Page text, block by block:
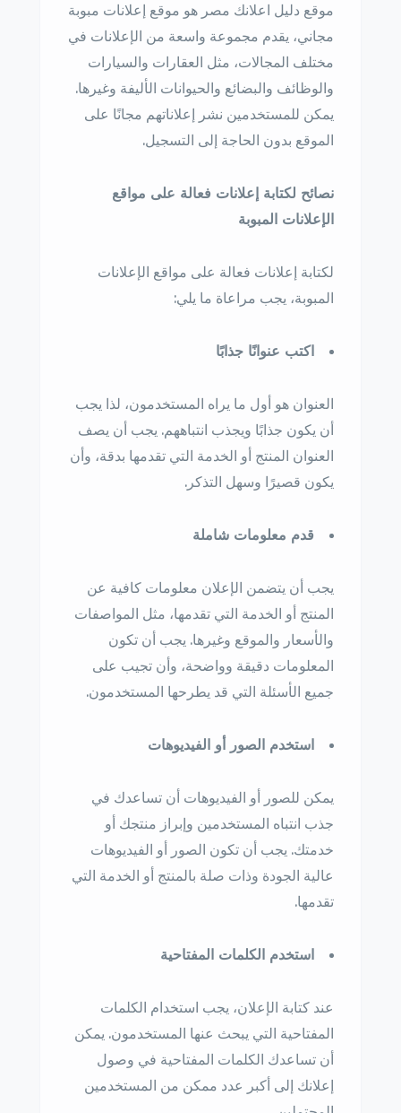
موقع دليل اعلانك مصر هو موقع إعلانات مبوبة
مجاني، يقدم مجموعة واسعة من الإعلانات في
مختلف المجالات، مثل العقارات والسيارات
والوظائف والبضائع والحيوانات الأليفة وغيرها.
يمكن للمستخدمين نشر إعلاناتهم مجانًا على
الموقع بدون الحاجة إلى التسجيل.
نصائح لكتابة إعلانات فعالة على مواقع
الإعلانات المبوبة
لكتابة إعلانات فعالة على مواقع الإعلانات
المبوبة، يجب مراعاة ما يلي:
اكتب عنوانًا جذابًا
العنوان هو أول ما يراه المستخدمون، لذا يجب
أن يكون جذابًا ويجذب انتباههم. يجب أن يصف
العنوان المنتج أو الخدمة التي تقدمها بدقة، وأن
يكون قصيرًا وسهل التذكر.
قدم معلومات شاملة
يجب أن يتضمن الإعلان معلومات كافية عن
المنتج أو الخدمة التي تقدمها، مثل المواصفات
والأسعار والموقع وغيرها. يجب أن تكون
المعلومات دقيقة وواضحة، وأن تجيب على
جميع الأسئلة التي قد يطرحها المستخدمون.
استخدم الصور أو الفيديوهات
يمكن للصور أو الفيديوهات أن تساعدك في
جذب انتباه المستخدمين وإبراز منتجك أو
خدمتك. يجب أن تكون الصور أو الفيديوهات
عالية الجودة وذات صلة بالمنتج أو الخدمة التي
تقدمها.
استخدم الكلمات المفتاحية
عند كتابة الإعلان، يجب استخدام الكلمات
المفتاحية التي يبحث عنها المستخدمون. يمكن
أن تساعدك الكلمات المفتاحية في وصول
إعلانك إلى أكبر عدد ممكن من المستخدمين